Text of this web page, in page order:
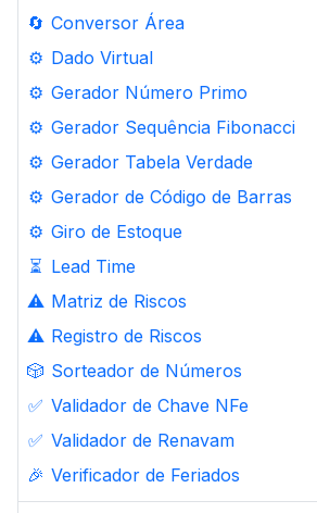
🔄 Conversor Área
⚙️ Dado Virtual
⚙️ Gerador Número Primo
⚙️ Gerador Sequência Fibonacci
⚙️ Gerador Tabela Verdade
⚙️ Gerador de Código de Barras
⚙️ Giro de Estoque
⏳ Lead Time
⚠️ Matriz de Riscos
⚠️ Registro de Riscos
🎲 Sorteador de Números
✅ Validador de Chave NFe
✅ Validador de Renavam
🎉 Verificador de Feriados